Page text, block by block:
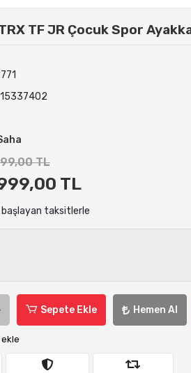
TF JR Çocuk Spor
TL
TL
başlayan taksitlerle
Sepete Ekle Hemen Al